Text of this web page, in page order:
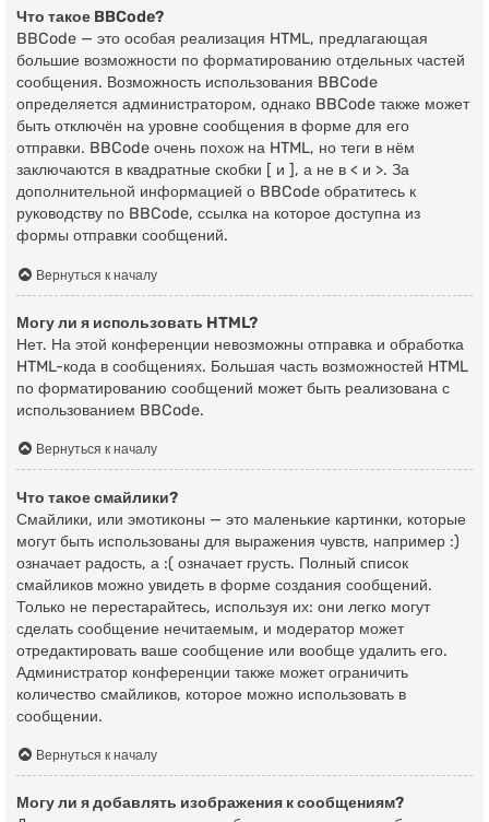
Что такое BBCode?
BBCode — это особая реализация HTML, предлагающая
большие возможности по форматированию отдельных частей
сообщения. Возможность использования BBCode
определяется администратором, однако BBCode также может
быть отключён на уровне сообщения в форме для его
отправки. BBCode очень похож на HTML, но теги в нём
заключаются в квадратные скобки [ и ], а не в < и >. За
дополнительной информацией о BBCode обратитесь к
руководству по BBCode, ссылка на которое доступна из
формы отправки сообщений.
Вернуться к началу
Могу ли я использовать HTML?
Нет. На этой конференции невозможны отправка и обработка
HTML-кода в сообщениях. Большая часть возможностей HTML
по форматированию сообщений может быть реализована с
использованием BBCode.
Вернуться к началу
Что такое смайлики?
Смайлики, или эмотиконы — это маленькие картинки, которые
могут быть использованы для выражения чувств, например :)
означает радость, а :( означает грусть. Полный список
смайликов можно увидеть в форме создания сообщений.
Только не перестарайтесь, используя их: они легко могут
сделать сообщение нечитаемым, и модератор может
отредактировать ваше сообщение или вообще удалить его.
Администратор конференции также может ограничить
количество смайликов, которое можно использовать в
сообщении.
Вернуться к началу
Могу ли я добавлять изображения к сообщениям?